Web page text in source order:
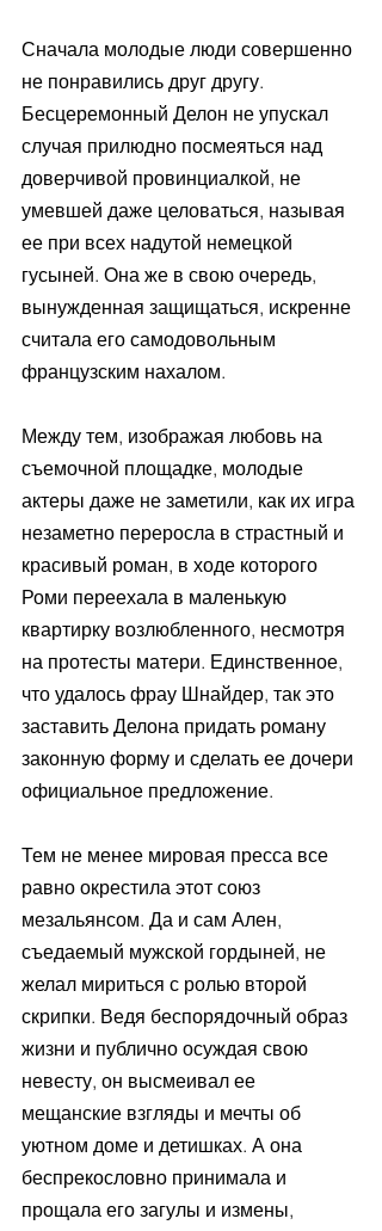
Сначала молодые люди совершенно
не понравились друг другу.
Бесцеремонный Делон не упускал
случая прилюдно посмеяться над
доверчивой провинциалкой, не
умевшей даже целоваться, называя
ее при всех надутой немецкой
гусыней. Она же в свою очередь,
вынужденная защищаться, искренне
считала его самодовольным
французским нахалом.
Между тем, изображая любовь на
съемочной площадке, молодые
актеры даже не заметили, как их игра
незаметно переросла в страстный и
красивый роман, в ходе которого
Роми переехала в маленькую
квартирку возлюбленного, несмотря
на протесты матери. Единственное,
что удалось фрау Шнайдер, так это
заставить Делона придать роману
законную форму и сделать ее дочери
официальное предложение.
Тем не менее мировая пресса все
равно окрестила этот союз
мезальянсом. Да и сам Ален,
съедаемый мужской гордыней, не
желал мириться с ролью второй
скрипки. Ведя беспорядочный образ
жизни и публично осуждая свою
невесту, он высмеивал ее
мещанские взгляды и мечты об
уютном доме и детишках. А она
беспрекословно принимала и
прощала его загулы и измены,